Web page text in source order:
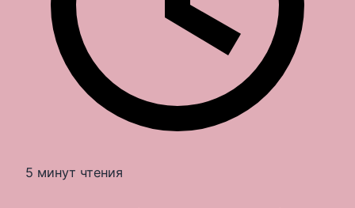
5 минут чтения